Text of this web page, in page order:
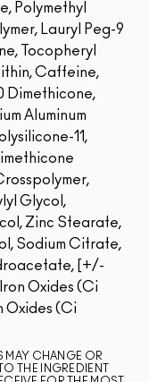
Polymethyl
Lauryl Peg-9
Tocopheryl
Caffeine,
Dimethicone,
Aluminum
11,
Glycol,
Zinc Stearate,
Sodium Citrate,
[+/-
Oxides (Ci
Oxides (Ci
MAY CHANGE OR
THE INGREDIENT